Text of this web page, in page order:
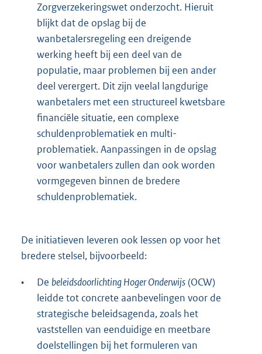
Zorgverzekeringswet onderzocht. Hieruit
blijkt dat de opslag bij de
wanbetalersregeling een dreigende
werking heeft bij een deel van de
populatie, maar problemen bij een ander
deel verergert. Dit zijn veelal langdurige
wanbetalers met een structureel kwetsbare
financiële situatie, een complexe
schuldenproblematiek en multi-
problematiek. Aanpassingen in de opslag
voor wanbetalers zullen dan ook worden
vormgegeven binnen de bredere
schuldenproblematiek.
De initiatieven leveren ook lessen op voor het
bredere stelsel, bijvoorbeeld:
• De beleidsdoorlichting Hoger Onderwijs(OCW)
leidde tot concrete aanbevelingen voor de
strategische beleidsagenda, zoals het
vaststellen van eenduidige en meetbare
doelstellingen bij het formuleren van